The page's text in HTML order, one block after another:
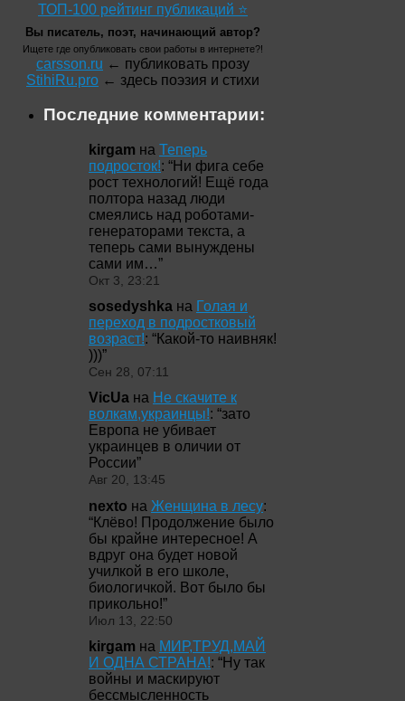
ТОП-100 рейтинг публикаций ⭐
Вы писатель, поэт, начинающий автор?
Ищете где опубликовать свои работы в интернете?!
carsson.ru ← публиковать прозу
StihiRu.pro ← здесь поэзия и стихи
Последние комментарии:
kirgam на Теперь
подросток!: “Ни фига себе
рост технологий! Ещё года
полтора назад люди
смеялись над роботами-
генераторами текста, а
теперь сами вынуждены
сами им…”
Окт 3, 23:21
sosedyshka на Голая и
переход в подростковый
возраст!: “Какой-то наивняк!
)))”
Сен 28, 07:11
VicUa на Не скачите к
волкам,украинцы!: “зато
Европа не убивает
украинцев в оличии от
России”
Авг 20, 13:45
nexto на Женщина в лесу:
“Клёво! Продолжение было
бы крайне интересное! А
вдруг она будет новой
училкой в его школе,
биологичкой. Вот было бы
прикольно!”
Июл 13, 22:50
kirgam на МИР,ТРУД,МАЙ
И ОДНА СТРАНА!: “Ну так
войны и маскируют
бессмысленность